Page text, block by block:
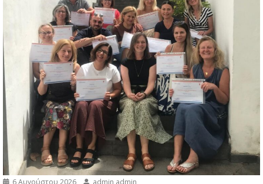
6 Αυγούστου 2026 admin admin